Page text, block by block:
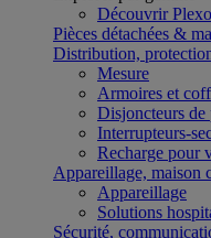
Découvrir Plexo
Pièces détachées &
Distribution,
Mesure
Armoires et
Disjoncteurs de
Interrupteurs-
Recharge pour
Appareillage, maison
Appareillage
Solutions
Sécurité,